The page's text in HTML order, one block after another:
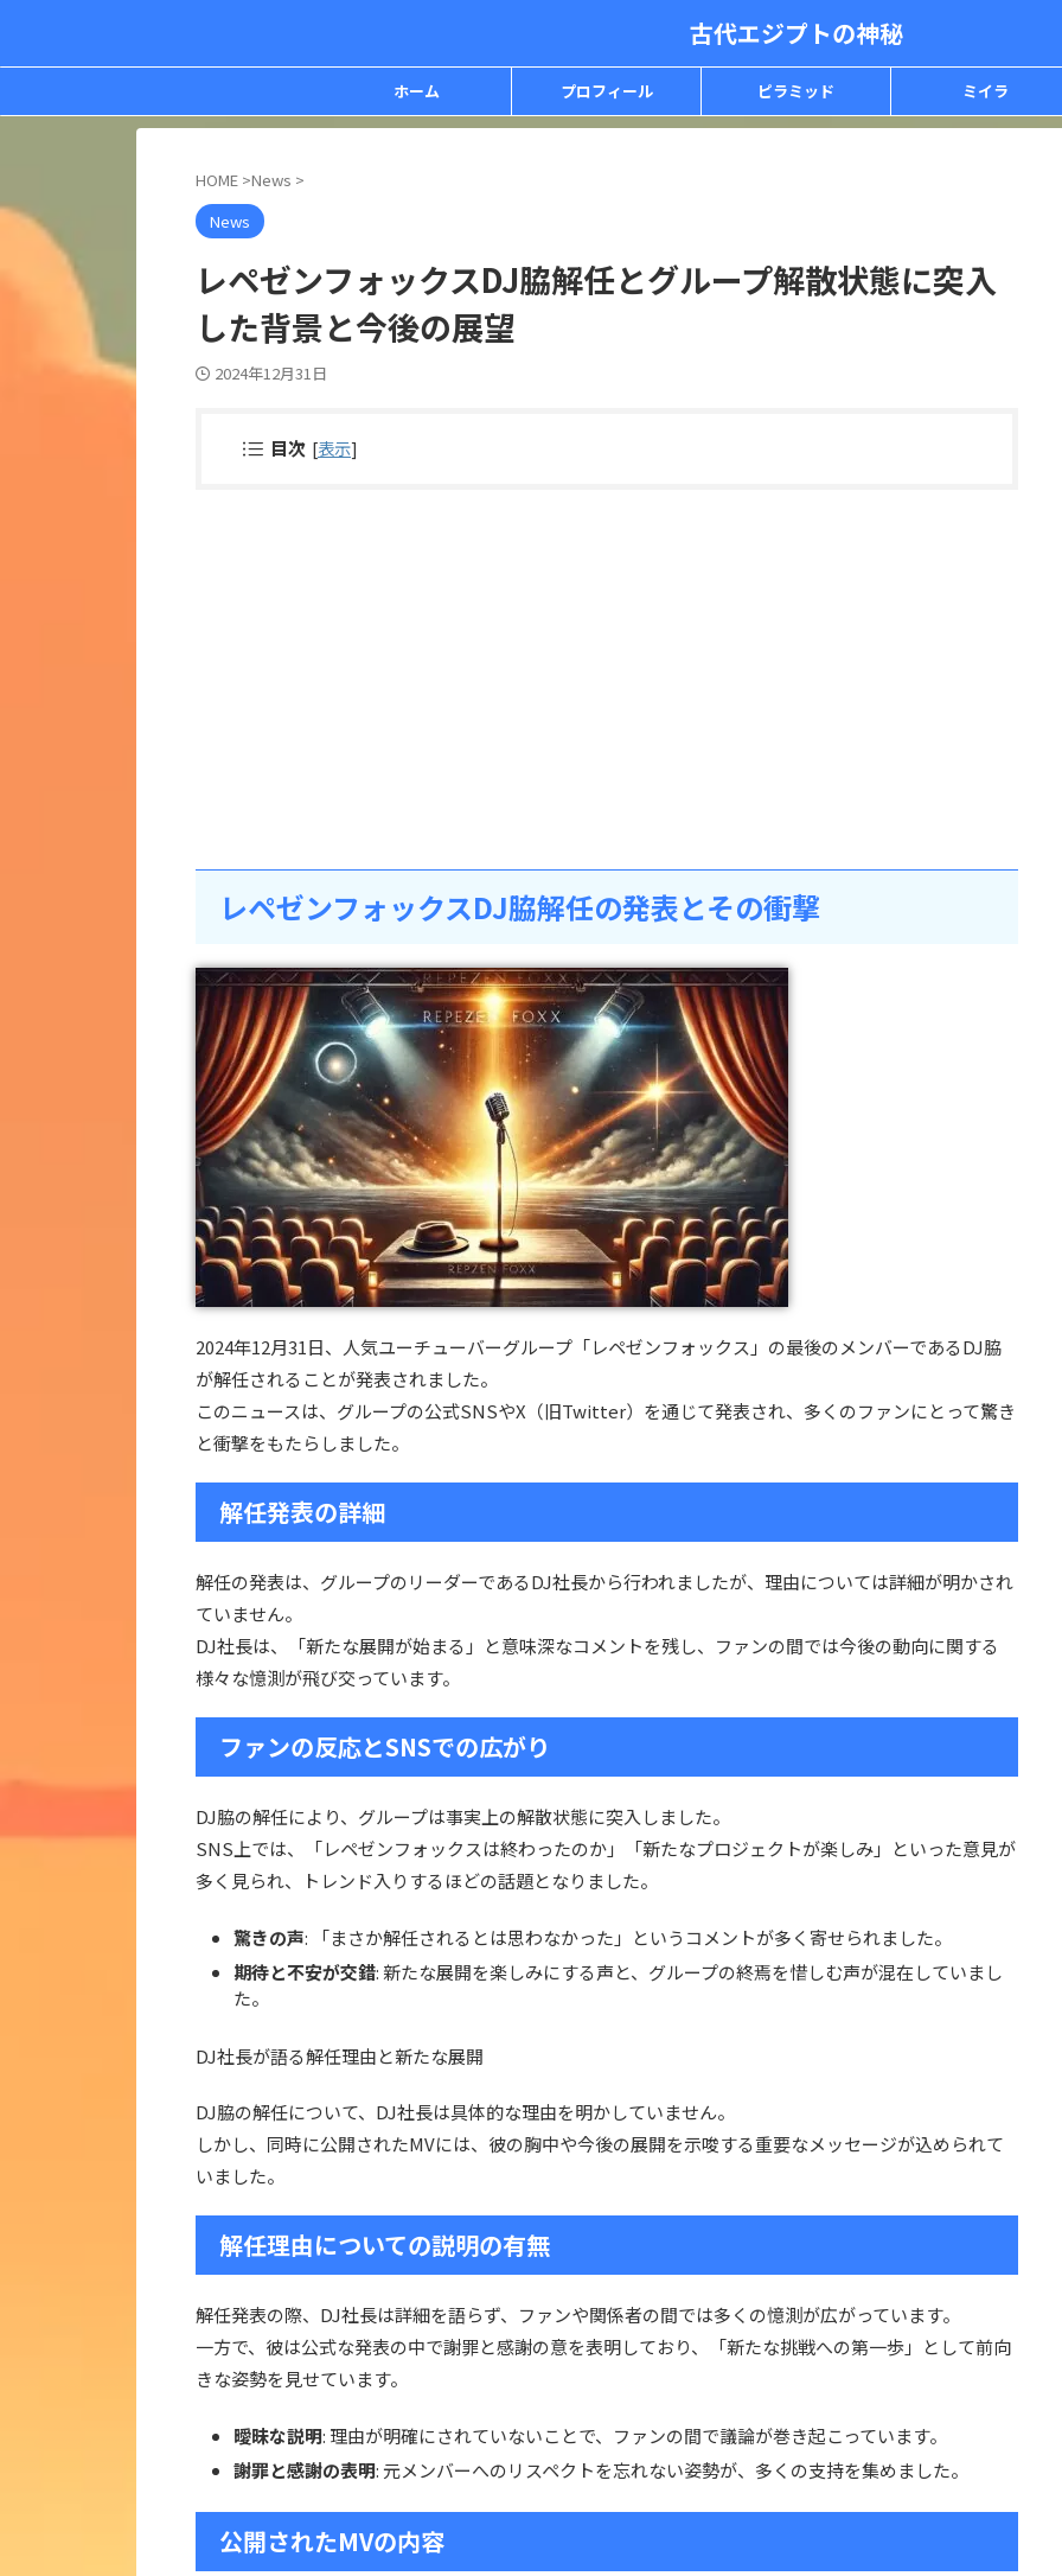
古代エジプトの神秘
ホーム プロフィール ピラミッド ミイラ
HOME >News >
News
レペゼンフォックスDJ脇解任とグループ解散状態に突入
した背景と今後の展望
2024年12月31日
目次 [表示]
レペゼンフォックスDJ脇解任の発表とその衝撃
2024年12月31日、人気ユーチューバーグループ「レペゼンフォックス」の最後のメンバーであるDJ脇
が解任されることが発表されました。
このニュースは、グループの公式SNSやX（旧Twitter）を通じて発表され、多くのファンにとって驚き
と衝撃をもたらしました。
解任発表の詳細
解任の発表は、グループのリーダーであるDJ社長から行われましたが、理由については詳細が明かされ
ていません。
DJ社長は、「新たな展開が始まる」と意味深なコメントを残し、ファンの間では今後の動向に関する
様々な憶測が飛び交っています。
ファンの反応とSNSでの広がり
DJ脇の解任により、グループは事実上の解散状態に突入しました。
SNS上では、「レペゼンフォックスは終わったのか」「新たなプロジェクトが楽しみ」といった意見が
多く見られ、トレンド入りするほどの話題となりました。
驚きの声: 「まさか解任されるとは思わなかった」というコメントが多く寄せられました。
期待と不安が交錯: 新たな展開を楽しみにする声と、グループの終焉を惜しむ声が混在していまし
た。
DJ社長が語る解任理由と新たな展開
DJ脇の解任について、DJ社長は具体的な理由を明かしていません。
しかし、同時に公開されたMVには、彼の胸中や今後の展開を示唆する重要なメッセージが込められて
いました。
解任理由についての説明の有無
解任発表の際、DJ社長は詳細を語らず、ファンや関係者の間では多くの憶測が広がっています。
一方で、彼は公式な発表の中で謝罪と感謝の意を表明しており、「新たな挑戦への第一歩」として前向
きな姿勢を見せています。
曖昧な説明: 理由が明確にされていないことで、ファンの間で議論が巻き起こっています。
謝罪と感謝の表明: 元メンバーへのリスペクトを忘れない姿勢が、多くの支持を集めました。
公開されたMVの内容